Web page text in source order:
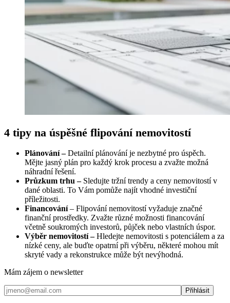
4 tipy na úspěšné flipovánínemovitostí
Plánování –Detailní plánování je nezbytné pro úspěch.
Mějte jasný plán pro každý krok procesu a zvažte možná
náhradní řešení.
Průzkum trhu – Sledujte tržní trendy a ceny nemovitostí v
dané oblasti. To Vám pomůže najít vhodné investiční
příležitosti.
Financování– Flipování nemovitostí vyžaduje značné
finanční prostředky. Zvažte různé možnosti financování
včetně soukromých investorů, půjček nebo vlastních úspor.
Výběr nemovitostí –Hledejte nemovitosti s potenciálem a za
nízké ceny, ale buďte opatrní při výběru, některé mohou mít
skryté vady a rekonstrukce může být nevýhodná.
Mám zájem o newsletter